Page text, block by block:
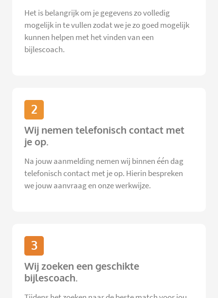
Het is belangrijk om je gegevens zo volledig
mogelijk in te vullen zodat we je zo goed mogelijk
kunnen helpen met het vinden van een
bijlescoach.
2
Wij nemen telefonisch contact met
je op.
Na jouw aanmelding nemen wij binnen één dag
telefonisch contact met je op. Hierin bespreken
we jouw aanvraag en onze werkwijze.
3
Wij zoeken een geschikte
bijlescoach.